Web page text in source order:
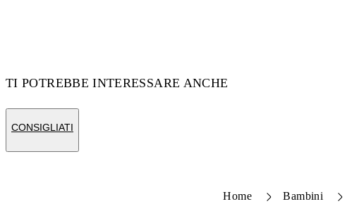
TI POTREBBE INTERESSARE ANCHE
CONSIGLIATI
Home Bambini